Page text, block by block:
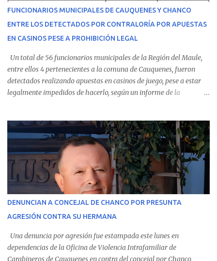
recibir atención especializada en el centro de destino. Apenas se
conoció la gravedad de su condición, sus padres —residentes en
Villarrica— se trasladaron a Cauquenes con la esperanza de una
evolución favorable. No obstante, alrededo...
FUNCIONARIOS MUNICIPALES DE CAUQUENES Y CHANCO
ENTRE LOS DETECTADOS POR CONTRALORÍA POR APUESTAS
EN CASINOS PESE A PROHIBICIÓN LEGAL
Un total de 56 funcionarios municipales de la Región del Maule,
entre ellos 4 pertenecientes a la comuna de Cauquenes, fueron
detectados realizando apuestas en casinos de juego, pese a estar
legalmente impedidos de hacerlo, según un informe de la
estableció que estos funcionarios —quienes administran o
custodian fondos públicos— efectuaron transacciones por un
monto total de $116.075.918 entre enero de 2024 y junio de 2025.
En el detalle regional, se indica que en la comuna de Cauquenes se
identificó a cuatro funcionarios involucrados en este tipo de
operaciones. Asimismo, se precisa que uno de los casos
corresponde a un funcionario de la Municipalidad de Chanco,
detectaron incumplimientos a la normativa vigente. El informe
precisa que la mayor cantidad de dinero apostado se registró en
Talca, donde...
DENUNCIAN A CONCEJAL DE CHANCO POR PRESUNTA
AGRESIÓN CONTRA SU HERMANA
Una denuncia por agresión fue estampada este lunes en
dependencias de la Oficina de Violencia Intrafamiliar de
Carabineros de Cauquenes en contra del concejal por Chanco,